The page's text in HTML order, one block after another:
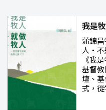
我是
蒲錦
人‧不
《我
基督
壇、
式，從